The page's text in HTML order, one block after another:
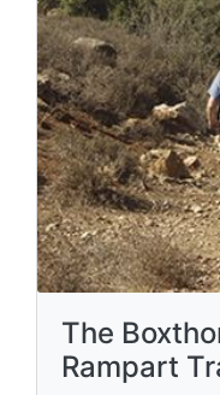
The
Rampart